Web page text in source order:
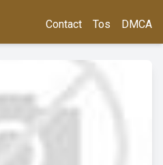
Contact Tos DMCA